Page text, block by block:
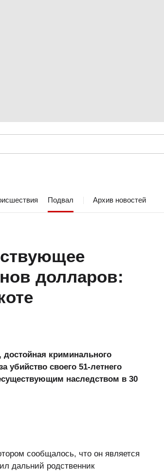
Подвал Архив новостей
долларов:
достойная криминального
убийство своего 51-летнего
наследством в 30
сообщалось, что он является
дальний родственник